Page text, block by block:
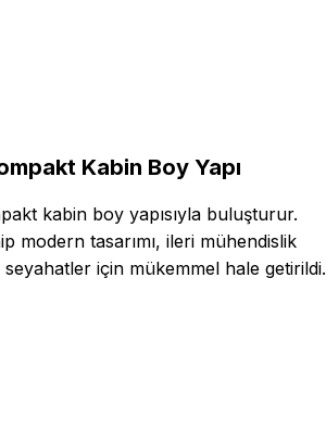
Kabin Boy Yapı
kabin boy yapısıyla buluşturur.
modern tasarımı, ileri mühendislik
için mükemmel hale getirildi.